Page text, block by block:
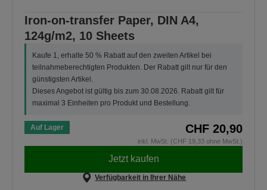
Iron-on-transfer Paper, DIN A4,
124g/m2, 10 Sheets
Kaufe 1, erhalte 50 % Rabatt auf den zweiten Artikel bei
teilnahmeberechtigten Produkten. Der Rabatt gilt nur für den
günstigsten Artikel.
Dieses Angebot ist gültig bis zum 30.08.2026. Rabatt gilt für
maximal 3 Einheiten pro Produkt und Bestellung.
Auf Lager CHF 20,90
inkl. MwSt. (CHF 19,33 ohne MwSt.)
Jetzt kaufen
Verfügbarkeit in Ihrer Nähe